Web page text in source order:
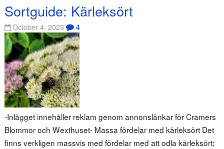
Sortguide: Kärleksört
October 4, 2023 4
-Inlägget innehåller reklam genom annonslänkar för Cramers
Blommor och Wexthuset- Massa fördelar med kärleksört Det
finns verkligen massvis med fördelar med att odla kärleksört;